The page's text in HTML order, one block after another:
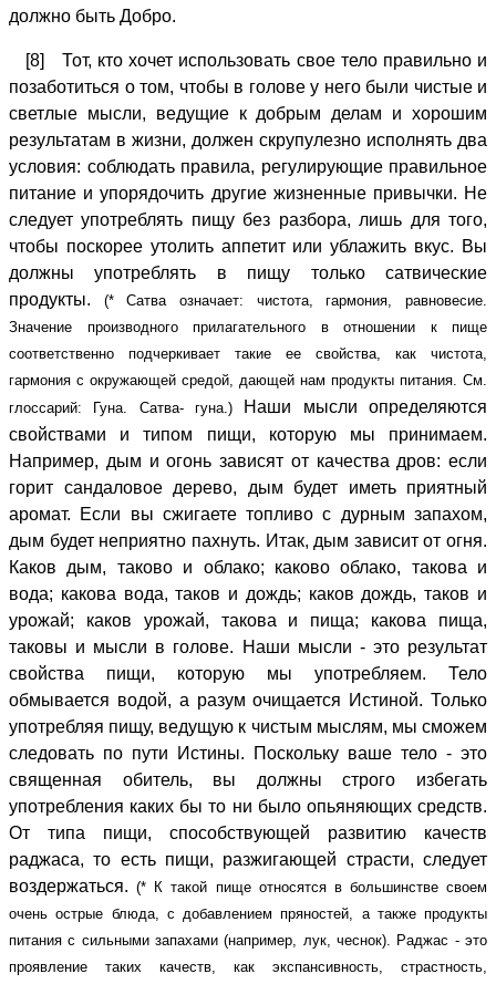
должно быть Добро.
[8] Тот, кто хочет использовать свое тело правильно и
позаботиться о том, чтобы в голове у него были чистые и
светлые мысли, ведущие к добрым делам и хорошим
результатам в жизни, должен скрупулезно исполнять два
условия: соблюдать правила, регулирующие правильное
питание и упорядочить другие жизненные привычки. Не
следует употреблять пищу без разбора, лишь для того,
чтобы поскорее утолить аппетит или ублажить вкус. Вы
должны употреблять в пищу только сатвические
продукты. (* Сатва означает: чистота, гармония, равновесие.
Значение производного прилагательного в отношении к пище
соответственно подчеркивает такие ее свойства, как чистота,
гармония с окружающей средой, дающей нам продукты питания. См.
глоссарий: Гуна. Сатва- гуна.) Наши мысли определяются
свойствами и типом пищи, которую мы принимаем.
Например, дым и огонь зависят от качества дров: если
горит сандаловое дерево, дым будет иметь приятный
аромат. Если вы сжигаете топливо с дурным запахом,
дым будет неприятно пахнуть. Итак, дым зависит от огня.
Каков дым, таково и облако; каково облако, такова и
вода; какова вода, таков и дождь; каков дождь, таков и
урожай; каков урожай, такова и пища; какова пища,
таковы и мысли в голове. Наши мысли - это результат
свойства пищи, которую мы употребляем. Тело
обмывается водой, а разум очищается Истиной. Только
употребляя пищу, ведущую к чистым мыслям, мы сможем
следовать по пути Истины. Поскольку ваше тело - это
священная обитель, вы должны строго избегать
употребления каких бы то ни было опьяняющих средств.
От типа пищи, способствующей развитию качеств
раджаса, то есть пищи, разжигающей страсти, следует
воздержаться.(* К такой пище относятся в большинстве своем
очень острые блюда, с добавлением пряностей, а также продукты
питания с сильными запахами (например, лук, чеснок). Раджас - это
проявление таких качеств, как экспансивность, страстность,